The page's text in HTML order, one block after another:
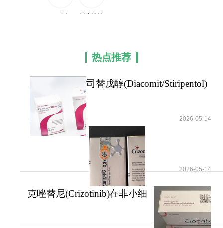
常维持剂量约50 mg/kg/日，分2～3次），但多采用
日，第3 周达50 mg/kg/日。
2.分次服用：餐中或餐后服（减少胃部不适），
保持时间相对固定。
3.干混悬剂重构：按说明书加入规定体积温开水
（非热水）摇匀，现配现用或在说明允许的保存期
内冷藏（参考标签，避免超过标示时间）。使用前
再次摇匀。勿与葡萄柚汁、酒精同服。
4.忘记一次：短时间内想起可补，接近下次则跳
热点推荐
司替戊醇(Diacomit/Stiripentol)
2026-05-14
克唑替尼(Crizotinib)在非小细
2026-05-14
2026-05-14